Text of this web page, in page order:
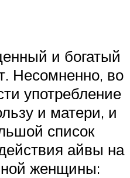
и богатый
Несомненно, во
употребление
и матери, и
список
айвы на
женщины: